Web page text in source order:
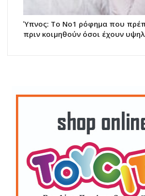
Ύπνος: Το Νο1 ρόφημα που
πριν κοιμηθούν όσοι έχουν